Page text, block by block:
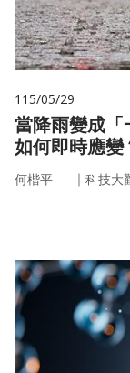
115/05/29
當降雨變成「
如何即時應變
何楷平 ｜ 科技大